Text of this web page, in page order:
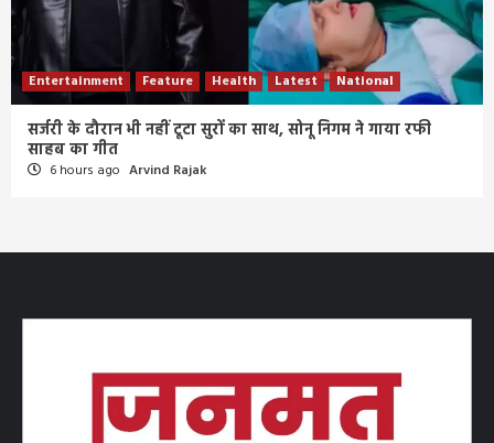
Entertainment Feature Health Latest National
सर्जरी के दौरान भी नहीं टूटा सुरों का साथ, सोनू निगम ने गाया रफी
साहब का गीत
6 hours ago Arvind Rajak